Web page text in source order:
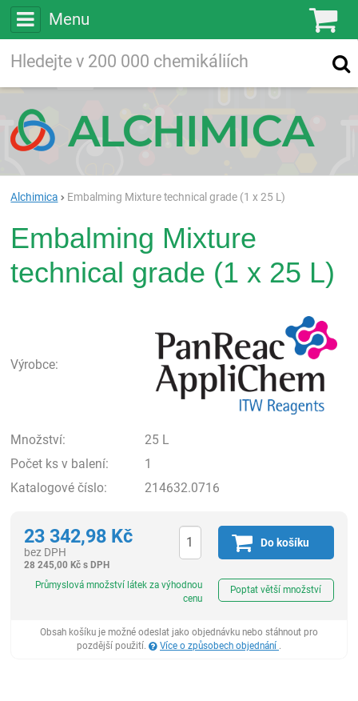
Menu
Vyhledávání
Alchimica Embalming Mixture technical grade (1 x 25 L)
Embalming Mixture
technical grade (1 x 25 L)
Výrobce:
Množství:
25 L
Počet ks v balení:
1
Katalogové číslo:
214632.0716
23 342,98 Kč
bez DPH
28 245,00Kč s DPH
Do košíku
Průmyslová množství látek za výhodnou
cenu
Poptat větší množství
Obsah košíku je možné odeslat jako objednávku nebo stáhnout pro
pozdější použití.
Více o způsobech objednání .